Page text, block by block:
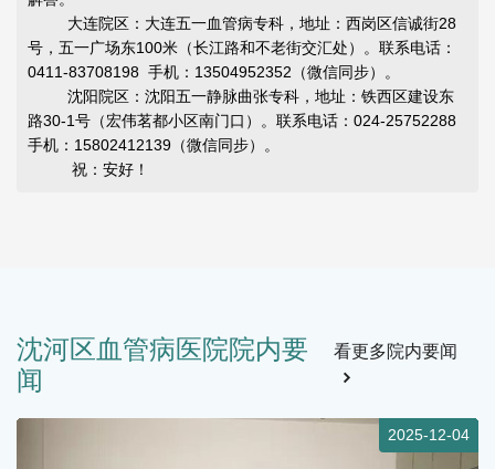
大连院区：大连五一血管病专科，地址：西岗区信诚街28
号，五一广场东100米（长江路和不老街交汇处）。联系电话：
0411-83708198 手机：13504952352（微信同步）。
沈阳院区：沈阳五一静脉曲张专科，地址：铁西区建设东
路30-1号（宏伟茗都小区南门口）。联系电话：024-25752288
手机：15802412139（微信同步）。
祝：安好！
沈河区血管病医院院内要
闻
看更多院内要闻
2025-12-04